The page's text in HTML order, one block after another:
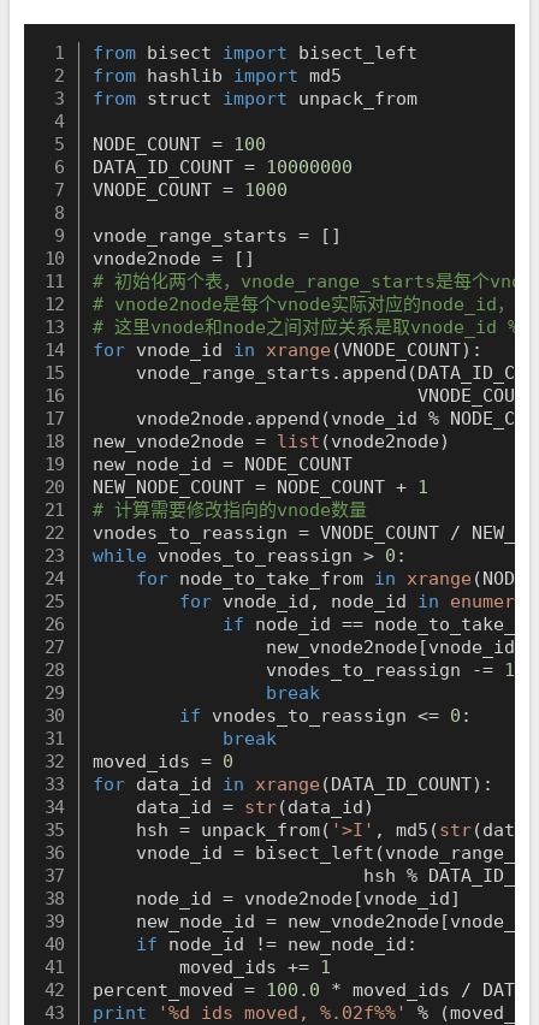
from bisect import
from hashlib import
from struct import unpack_from
NODE_COUNT = 100
DATA_ID_COUNT = 10000000
VNODE_COUNT = 1000
vnode_range_starts = [ ]
vnode2node = [ ]
# 初始化两个表，vnode_range_starts是每个vnode
# vnode2node是每个vnode实际对应的node_id，
# 这里vnode和node之间对应关系是取vnode_id %
for vnode_id in xrange (VNODE_COUNT) :
    vnode_range_starts
. append (
    vnode2node
. append (vnode_id %
new_vnode2node = list (vnode2node)
new_node_id = NODE_COUNT
NEW_NODE_COUNT = NODE_COUNT + 1
# 计算需要修改指向的vnode数量
vnodes_to_reassign = VNODE_COUNT /
while vnodes_to_reassign > 0 :
for node_to_take_from in xrange (
for vnode_id , node_id in
if node_id ==
                new_vnode2node
[vnode_id
                vnodes_to_reassign
-= 1
break
if vnodes_to_reassign <= 0 :
break
moved_ids = 0
for data_id in xrange (DATA_ID_COUNT) :
    data_id
= str(data_id)
    hsh
= unpack_from( '>I' , md5 (str(
    vnode_id
= bisect_left (
                         hsh
%
    node_id
= vnode2node[vnode_id]
    new_node_id
= new_vnode2node[vnode_id
if node_id != new_node_id :
        moved_ids
+= 1
percent_moved = 100.0 * moved_ids /
print
'%d ids moved, %.02f%%' % (